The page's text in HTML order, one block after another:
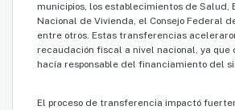
municipios, los establecimientos de Salud,
Nacional de Vivienda, el Consejo Federal
entre otros. Estas transferencias
recaudación fiscal a nivel nacional, ya que
hacía responsable del financiamiento del
El proceso de transferencia impactó